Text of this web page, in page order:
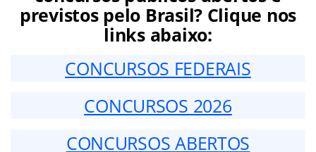
previstos pelo Brasil? Clique nos
links abaixo:
CONCURSOS FEDERAIS
CONCURSOS 2026
CONCURSOS ABERTOS